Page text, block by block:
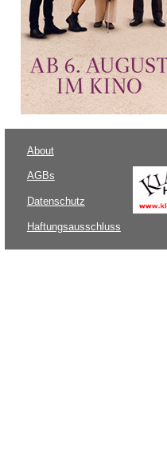
About
AGBs
Datenschutz
Haftungsausschluss